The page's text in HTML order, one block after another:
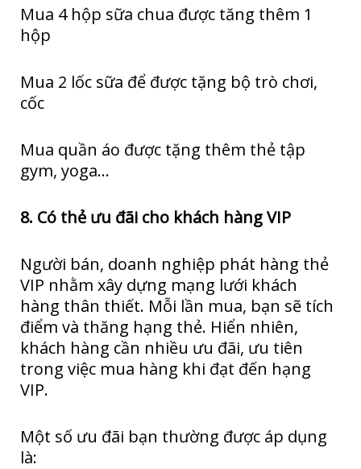
Mua 4 hộp sữa chua được tăng thêm 1
hộp
Mua 2 lốc sữa để được tặng bộ trò chơi,
cốc
Mua quần áo được tặng thêm thẻ tập
gym, yoga…
8. Có thẻ ưu đãi cho khách hàng VIP
Người bán, doanh nghiệp phát hàng thẻ
VIP nhằm xây dựng mạng lưới khách
hàng thân thiết. Mỗi lần mua, bạn sẽ tích
điểm và thăng hạng thẻ. Hiển nhiên,
khách hàng cần nhiều ưu đãi, ưu tiên
trong việc mua hàng khi đạt đến hạng
VIP.
Một số ưu đãi bạn thường được áp dụng
là: